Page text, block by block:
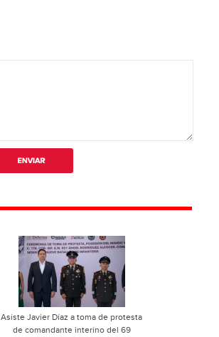
Asiste Javier Díaz a toma de protesta
de comandante interino del 69